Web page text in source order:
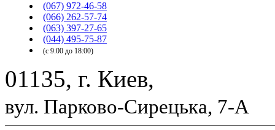
(067) 972-46-58
(066) 262-57-74
(063) 397-27-65
(044) 495-75-87
(с 9:00 до 18:00)
01135, г. Киев,
вул. Парково-Сирецька, 7-А